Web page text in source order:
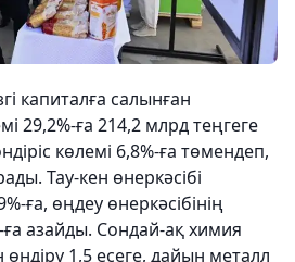
капиталға салынған
29,2%-ға 214,2 млрд теңгеге
көлемі 6,8%-ға төмендеп,
Тау-кен өнеркәсібі
ға, өңдеу өнеркәсібінің
ға азайды. Сондай-ақ химия
өндіру 1,5 есеге, дайын металл